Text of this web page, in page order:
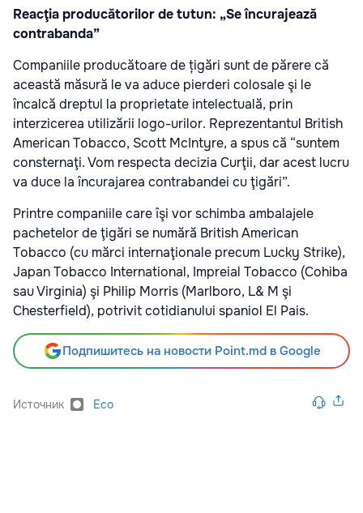
Reacţia producătorilor de tutun: „Se încurajează
contrabanda”
Companiile producătoare de țigări sunt de părere că
această măsură le va aduce pierderi colosale şi le
încalcă dreptul la proprietate intelectuală, prin
interzicerea utilizării logo-urilor. Reprezentantul British
American Tobacco, Scott McIntyre, a spus că “suntem
consternaţi. Vom respecta decizia Curţii, dar acest lucru
va duce la încurajarea contrabandei cu ţigări”.
Printre companiile care îşi vor schimba ambalajele
pachetelor de ţigări se numără British American
Tobacco (cu mărci internaţionale precum Lucky Strike),
Japan Tobacco International, Impreial Tobacco (Cohiba
sau Virginia) şi Philip Morris (Marlboro, L& M şi
Chesterfield), potrivit cotidianului spaniol El Pais.
Подпишитесь на новости Point.md в Google
Источник Eco